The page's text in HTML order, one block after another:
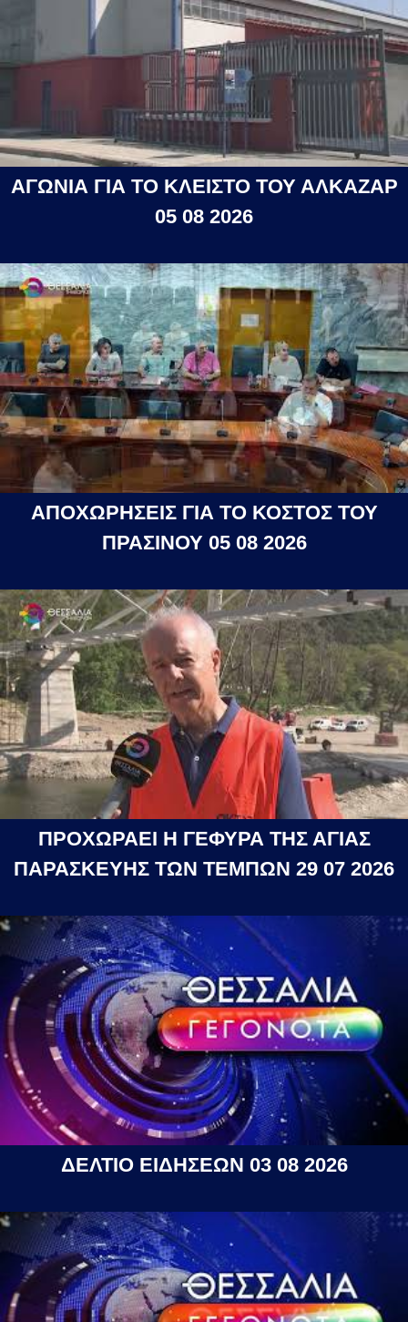
ΑΓΩΝΙΑ ΓΙΑ ΤΟ ΚΛΕΙΣΤΟ ΤΟΥ ΑΛΚΑΖΑΡ
05 08 2026
ΑΠΟΧΩΡΗΣΕΙΣ ΓΙΑ ΤΟ ΚΟΣΤΟΣ ΤΟΥ
ΠΡΑΣΙΝΟΥ 05 08 2026
ΠΡΟΧΩΡΑΕΙ Η ΓΕΦΥΡΑ ΤΗΣ ΑΓΙΑΣ
ΠΑΡΑΣΚΕΥΗΣ ΤΩΝ ΤΕΜΠΩΝ 29 07 2026
ΔΕΛΤΙΟ ΕΙΔΗΣΕΩΝ 03 08 2026